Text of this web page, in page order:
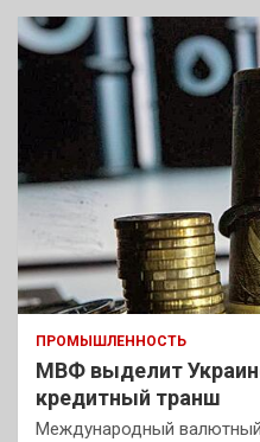
ПРОМЫШЛЕННОСТЬ
МВФ выделит
кредитный транш
Международный